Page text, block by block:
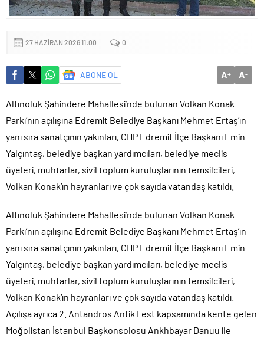
Sığacık’tan güçlü mesaj: “Deniz bizim, Sığacık hepimizin”
27 HAZIRAN 2026 11:00 0
ABONE OL A+ A-
Altınoluk Şahindere Mahallesi’nde bulunan Volkan Konak
Parkı’nın açılışına Edremit Belediye Başkanı Mehmet Ertaş’ın
yanı sıra sanatçının yakınları, CHP Edremit İlçe Başkanı Emin
Yalçıntaş, belediye başkan yardımcıları, belediye meclis
üyeleri, muhtarlar, sivil toplum kuruluşlarının temsilcileri,
Volkan Konak’ın hayranları ve çok sayıda vatandaş katıldı.
Altınoluk Şahindere Mahallesi’nde bulunan Volkan Konak
Parkı’nın açılışına Edremit Belediye Başkanı Mehmet Ertaş’ın
yanı sıra sanatçının yakınları, CHP Edremit İlçe Başkanı Emin
Yalçıntaş, belediye başkan yardımcıları, belediye meclis
üyeleri, muhtarlar, sivil toplum kuruluşlarının temsilcileri,
Volkan Konak’ın hayranları ve çok sayıda vatandaş katıldı.
Açılışa ayrıca 2. Antandros Antik Fest kapsamında kente gelen
Moğolistan İstanbul Başkonsolosu Ankhbayar Danuu ile